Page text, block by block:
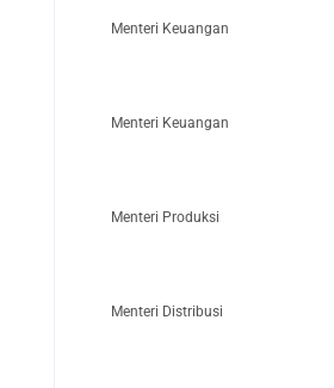
Menteri Keuangan
Menteri Keuangan
Menteri Produksi
Menteri Distribusi